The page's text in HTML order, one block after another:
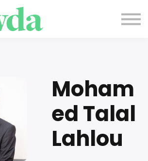
Contact
Blog
Moham
ed Talal
Lahlou